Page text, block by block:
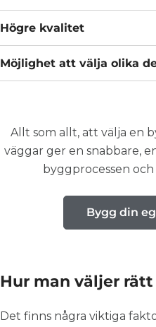
Högre kvalitet
Möjlighet att välja olika
Allt som allt, att välja en
väggar ger en snabbare,
byggprocessen
Bygg din
Hur man väljer
Det finns några viktiga